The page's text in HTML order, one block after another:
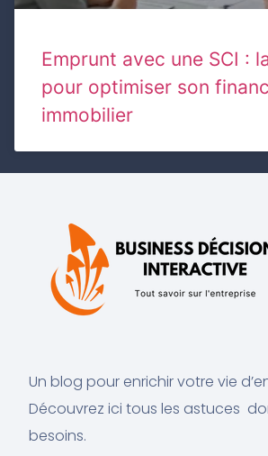
Emprunt avec une SCI :
pour optimiser son
immobilier
Un blog pour enrichir votre vie
Découvrez ici tous les astuces
besoins.